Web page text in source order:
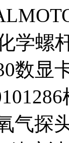
学螺
数显
气探